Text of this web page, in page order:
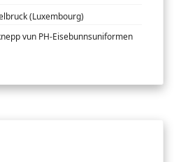
(Luxembourg)
vun PH-Eisebunnsuniformen